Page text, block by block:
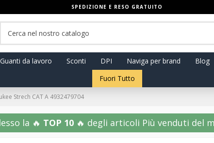
SPEDIZIONE E RESO GRATUITO
Guanti da lavoro Sconti DPI Naviga per brand Blog
Fuori Tutto
Strech CAT A 4932479704
la 🔥 TOP 10🔥 degli articoli Più venduti del